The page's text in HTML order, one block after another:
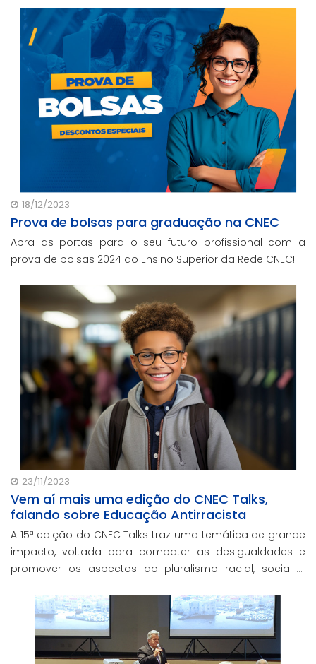
compromisso contínuo da rede com a qualidade e o
bem
18/12/2023
Prova de bolsas para graduação na CNEC
Abra as portas para o seu futuro profissional com a
prova de bolsas 2024 do Ensino Superior da Rede CNEC!
23/11/2023
Vem aí mais uma edição do CNEC Talks,
falando sobre Educação Antirracista
A 15ª edição do CNEC Talks traz uma temática de grande
impacto, voltada para combater as desigualdades e
promover os aspectos do pluralismo racial, social e